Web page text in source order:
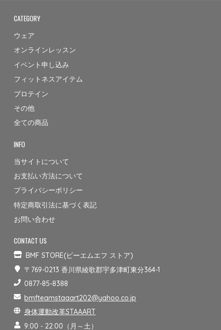
CATEGORY
ウェア
オンラインレッスン
イベント申し込み
フィットネスアイテム
プロテイン
その他
全ての商品
INFO
当サイトについて
お支払い方法について
プライバシーポリシー
特定商取引法に基づく表記
お問い合わせ
CONTACT US
BMF STORE(ビーエムエフ ストア)
〒769-0213 香川県綾歌郡宇多津町東分364-1
0877-85-8388
bmfteamstaaart202@yahoo.co.jp
身体運動改革STAAART
9:00 - 22:00（月～土）